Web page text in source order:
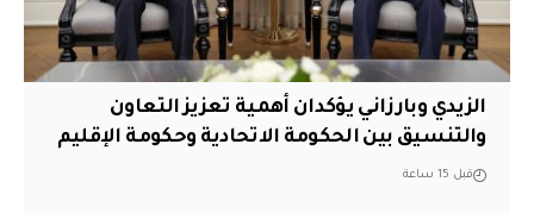
الزيدي وبارزاني يؤكدان أهمية تعزيز التعاون
والتنسيق بين الحكومة الاتحادية وحكومة الإقليم
قبل 15 ساعة